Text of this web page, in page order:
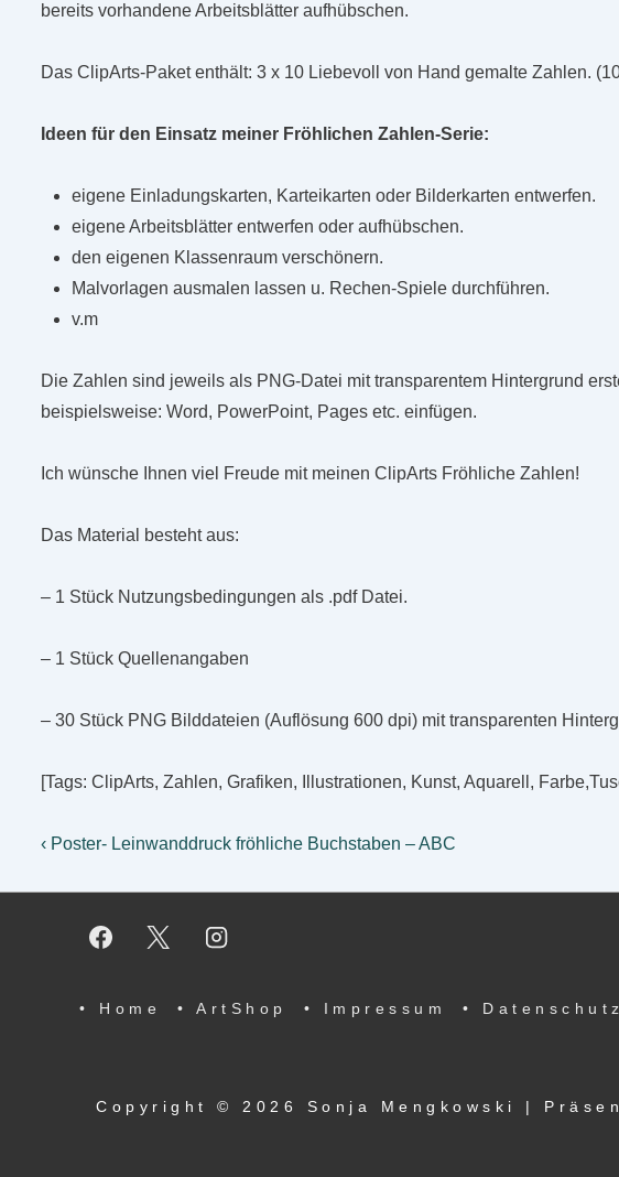
bereits vorhandene Arbeitsblätter aufhübschen.
Das ClipArts-Paket enthält: 3 x 10 Liebevoll von Hand gemalte Zahlen.
Ideen für den Einsatz meiner Fröhlichen Zahlen-Serie:
eigene Einladungskarten, Karteikarten oder Bilderkarten entwerfen.
eigene Arbeitsblätter entwerfen oder aufhübschen.
den eigenen Klassenraum verschönern.
Malvorlagen ausmalen lassen u. Rechen-Spiele durchführen.
v.m
Die Zahlen sind jeweils als PNG-Datei mit transparentem Hintergrund
beispielsweise: Word, PowerPoint, Pages etc. einfügen.
Ich wünsche Ihnen viel Freude mit meinen ClipArts Fröhliche Zahlen!
Das Material besteht aus:
– 1 Stück Nutzungsbedingungen als .pdf Datei.
– 1 Stück Quellenangaben
– 30 Stück PNG Bilddateien (Auflösung 600 dpi) mit transparenten
[Tags: ClipArts, Zahlen, Grafiken, Illustrationen, Kunst, Aquarell,
Beitragsnavigation
Vorheriger
‹ Poster- Leinwanddruck fröhliche Buchstaben – ABC
Footer-
• Home • ArtShop • Impressum • Datenschutz
Copyright © 2026 Sonja Mengkowski |